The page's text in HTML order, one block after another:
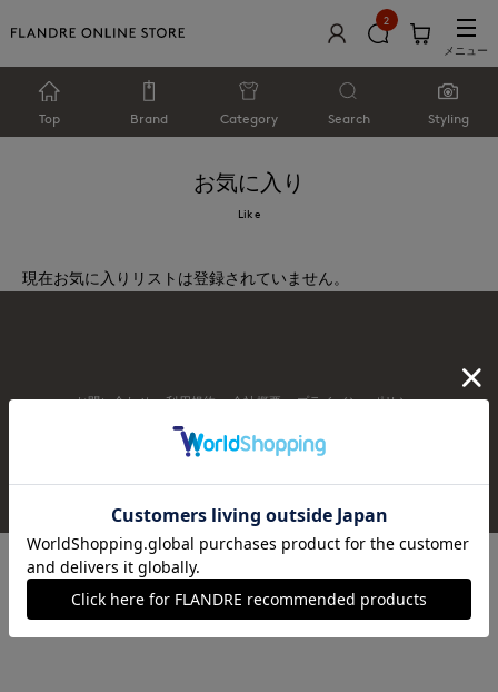
2
メニュー
Top Brand Category Search Styling
お気に入り
Like
現在お気に入りリストは登録されていません。
お問い合わせ 利用規約 会社概要 プライバシーポリシー
特定商取引・古物営業法に基づく表示
© FLANDRE CO., LTD.